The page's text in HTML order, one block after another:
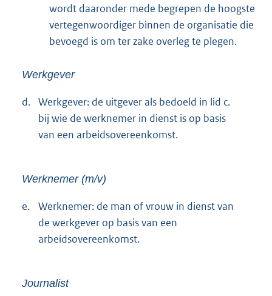
wordt daaronder mede begrepen de hoogste
vertegenwoordiger binnen de organisatie die
bevoegd is om ter zake overleg te plegen.
Werkgever
d. Werkgever: de uitgever als bedoeld in lid c.
bij wie de werknemer in dienst is op basis
van een arbeidsovereenkomst.
Werknemer (m/v)
e.
Werknemer: de man of vrouw in dienst van
de werkgever op basis van een
arbeidsovereenkomst.
Journalist